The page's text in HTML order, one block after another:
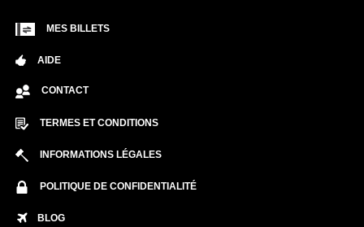
MES BILLETS
AIDE
CONTACT
TERMES ET CONDITIONS
INFORMATIONS LÉGALES
POLITIQUE DE CONFIDENTIALITÉ
BLOG